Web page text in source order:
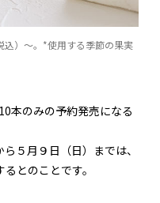
込）〜。*使用する季節の果実
本のみの予約発売になる
５月９日（日）までは、
とのことです。